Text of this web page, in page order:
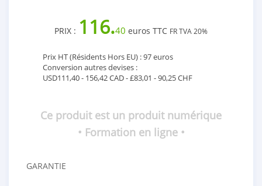
PRIX : 116.40 euros TTC FR TVA 20%
Prix HT (Résidents Hors EU) : 97 euros
Conversion autres devises :
USD111,40 - 156,42 CAD - £83,01 - 90,25 CHF
Ce produit est un produit numérique
• Formation en ligne •
GARANTIE